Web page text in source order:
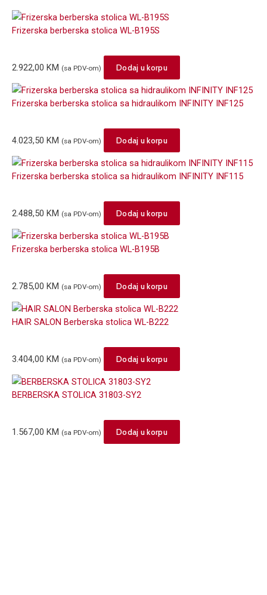
Frizerska berberska stolica WL-B195S
2.922,00 KM (sa PDV-om) Dodaj u korpu
Frizerska berberska stolica sa hidraulikom INFINITY INF125
4.023,50 KM (sa PDV-om) Dodaj u korpu
Frizerska berberska stolica sa hidraulikom INFINITY INF115
2.488,50 KM (sa PDV-om) Dodaj u korpu
Frizerska berberska stolica WL-B195B
2.785,00 KM (sa PDV-om) Dodaj u korpu
HAIR SALON Berberska stolica WL-B222
3.404,00 KM (sa PDV-om) Dodaj u korpu
BERBERSKA STOLICA 31803-SY2
1.567,00 KM (sa PDV-om) Dodaj u korpu